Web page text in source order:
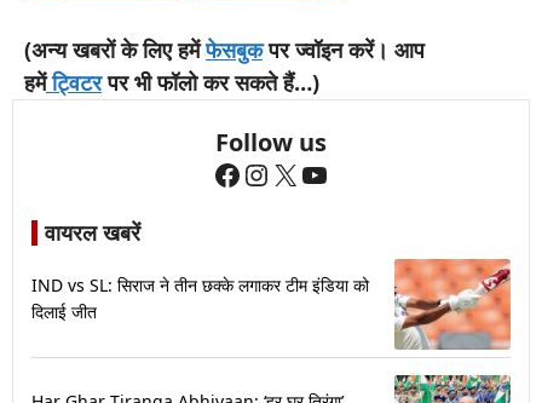
(अन्य खबरों के लिए हमेंफेसबुकपर ज्वॉइन करें। आप
हमेंट्विटरपर भी फॉलो कर सकते हैं…)
Follow us
Facebook
Instagram
X YouTube
वायरल खबरें
IND vs SL: सिराज ने तीन छक्के लगाकर टीम इंडिया को
दिलाई जीत